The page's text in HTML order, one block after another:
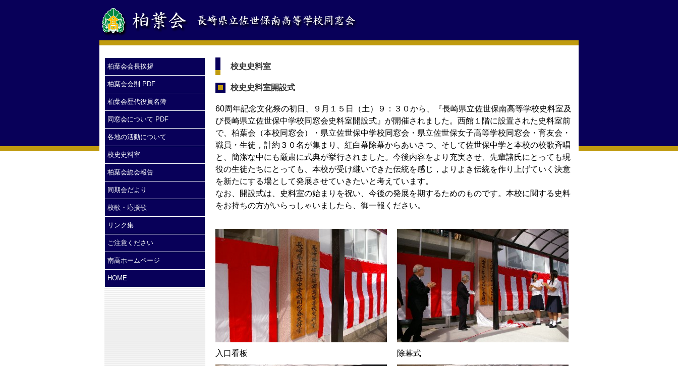
柏葉会会長挨拶
柏葉会会則 PDF
柏葉会歴代役員名簿
同窓会について PDF
各地の活動について
校史史料室
柏葉会総会報告
同期会だより
校歌・応援歌
リンク集
ご注意ください
南高ホームページ
HOME
校史史料室
校史史料室開設式
60周年記念文化祭の初日、９月１５日（土）９：３０から、『長崎県立佐世保南高等学校史料室及
び長崎県立佐世保中学校同窓会史料室開設式』が開催されました。西館１階に設置された史料室前
で、柏葉会（本校同窓会）・県立佐世保中学校同窓会・県立佐世保女子高等学校同窓会・育友会・
職員・生徒，計約３０名が集まり、紅白幕除幕からあいさつ、そして佐世保中学と本校の校歌斉唱
と、簡潔な中にも厳粛に式典が挙行されました。今後内容をより充実させ、先輩諸氏にとっても現
役の生徒たちにとっても、本校が受け継いできた伝統を感じ，よりよき伝統を作り上げていく決意
を新たにする場として発展させていきたいと考えています。
なお、開設式は、史料室の始まりを祝い、今後の発展を期するためのものです。本校に関する史料
をお持ちの方がいらっしゃいましたら、御一報ください。
入口看板 除幕式